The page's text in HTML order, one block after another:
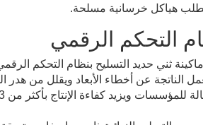
تتطلب هياكل خرسانية مسلحة.
التحكم الرقمي
الناتجة عن أخطاء الأبعاد ويقلل من هدر